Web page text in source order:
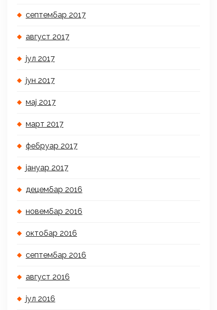
септембар 2017
август 2017
јул 2017
јун 2017
мај 2017
март 2017
фебруар 2017
јануар 2017
децембар 2016
новембар 2016
октобар 2016
септембар 2016
август 2016
јул 2016